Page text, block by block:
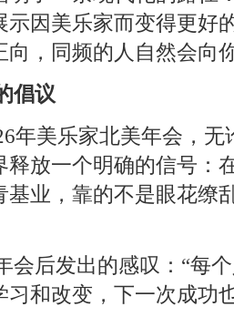
示因美乐家而变得更好
向，同频的人自然会向
倡议
年美乐家北美年会，
释放一个明确的信号：
基业，靠的不是眼花缭
会后发出的感叹：“每
习和改变，下一次成功